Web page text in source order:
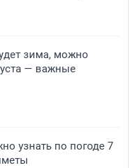
зима, можно
— важные
узнать по погоде 7